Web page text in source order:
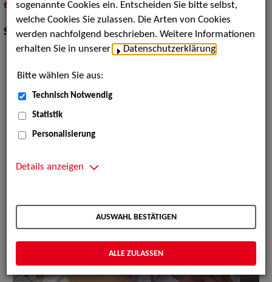
als PDF speichern
inMeine Merklistelegen
Show Acts:Sonstige Shows
sogenannte Cookies ein. Entscheiden Sie bitte selbst,
welche Cookies Sie zulassen. Die Arten von Cookies
werden nachfolgend beschrieben. Weitere Informationen
erhalten Sie in unserer
Datenschutzerklärung
Bitte wählen Sie aus:
Technisch Notwendig
Statistik
Personalisierung
Details anzeigen
AUSWAHL BESTÄTIGEN
ALLE ZULASSEN